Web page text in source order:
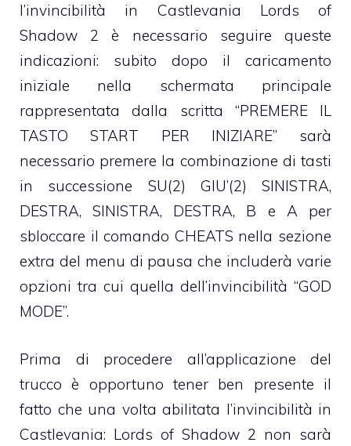
l’invincibilità in Castlevania Lords of
Shadow 2 è necessario seguire queste
indicazioni: subito dopo il caricamento
iniziale nella schermata principale
rappresentata dalla scritta “PREMERE IL
TASTO START PER INIZIARE” sarà
necessario premere la combinazione di tasti
in successione SU(2) GIU’(2) SINISTRA,
DESTRA, SINISTRA, DESTRA, B e A per
sbloccare il comando CHEATS nella sezione
extra del menu di pausa che includerà varie
opzioni tra cui quella dell’invincibilità “GOD
MODE”.
Prima di procedere all’applicazione del
trucco è opportuno tener ben presente il
fatto che una volta abilitata l’invincibilità in
Castlevania: Lords of Shadow 2 non sarà